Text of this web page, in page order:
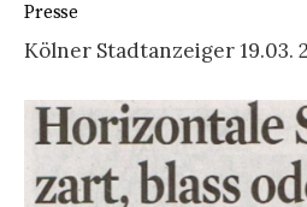
Presse
Kölner Stadtanzeiger 19.03.